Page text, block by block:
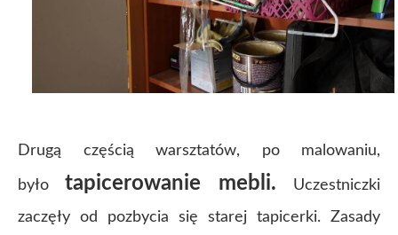
Drugą częścią warsztatów, po malowaniu,
byłotapicerowanie mebli.
Uczestniczki
zaczęły od pozbycia się starej tapicerki. Zasady